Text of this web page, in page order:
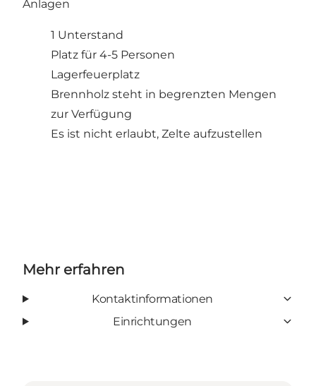
Anlagen
1 Unterstand
Platz für 4-5 Personen
Lagerfeuerplatz
Brennholz steht in begrenzten Mengen
zur Verfügung
Es ist nicht erlaubt, Zelte aufzustellen
Mehr erfahren
Kontaktinformationen
Einrichtungen